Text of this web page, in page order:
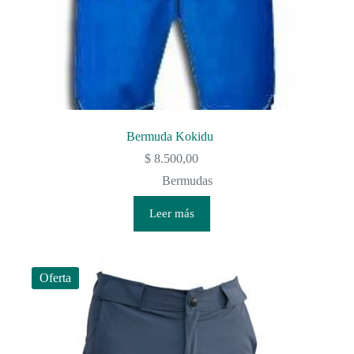
Bermuda Kokidu
$ 8.500,00
Bermudas
Leer más
Oferta